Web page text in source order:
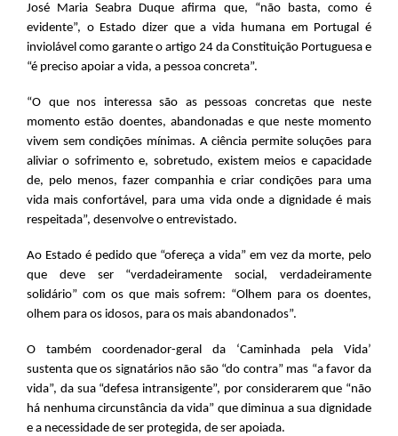
José Maria Seabra Duque afirma que, “não basta, como é
evidente”, o Estado dizer que a vida humana em Portugal é
inviolável como garante o artigo 24 da Constituição Portuguesa e
“é preciso apoiar a vida, a pessoa concreta”.
“O que nos interessa são as pessoas concretas que neste
momento estão doentes, abandonadas e que neste momento
vivem sem condições mínimas. A ciência permite soluções para
aliviar o sofrimento e, sobretudo, existem meios e capacidade
de, pelo menos, fazer companhia e criar condições para uma
vida mais confortável, para uma vida onde a dignidade é mais
respeitada”, desenvolve o entrevistado.
Ao Estado é pedido que “ofereça a vida” em vez da morte, pelo
que deve ser “verdadeiramente social, verdadeiramente
solidário” com os que mais sofrem: “Olhem para os doentes,
olhem para os idosos, para os mais abandonados”.
O também coordenador-geral da ‘Caminhada pela Vida’
sustenta que os signatários não são “do contra” mas “a favor da
vida”, da sua “defesa intransigente”, por considerarem que “não
há nenhuma circunstância da vida” que diminua a sua dignidade
e a necessidade de ser protegida, de ser apoiada.